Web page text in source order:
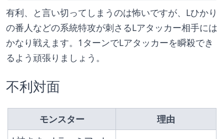
有利、と言い切ってしまうのは怖いですが、Lひかり
の番人などの系統特攻が刺さるLアタッカー相手には
かなり戦えます。1ターンでLアタッカーを瞬殺でき
るよう頑張りましょう。
不利対面
モンスター
理由